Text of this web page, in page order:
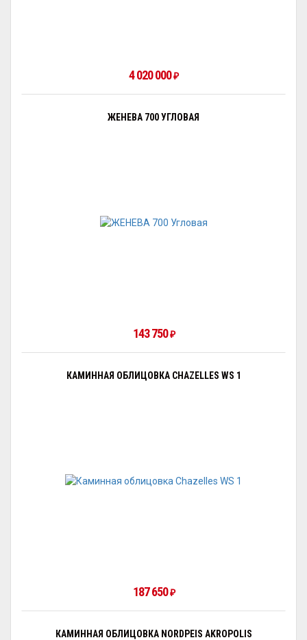
4 020 000₽
ЖЕНЕВА 700 УГЛОВАЯ
143 750₽
КАМИННАЯ ОБЛИЦОВКА CHAZELLES WS 1
187 650₽
КАМИННАЯ ОБЛИЦОВКА NORDPEIS AKROPOLIS